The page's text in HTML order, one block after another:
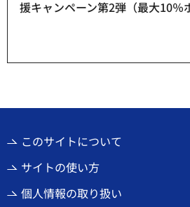
還元）」
熱中症予防「
このサイトについて
サイトの使い方
個人情報の取り扱い